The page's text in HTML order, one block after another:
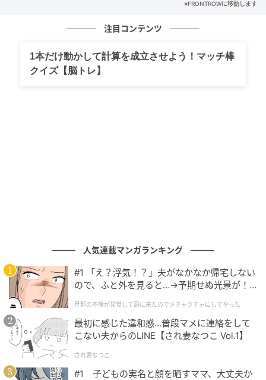
このサプライズには、もう一つの注目ポイントがあ
る。米Page Sixによると、テイラー・スウィフト
難しいかもしれない」と冗談交じりに語っていたとい
いるが、現時点で本人からのコメントは出ていない。
元記事で読む
次の記事
『インビンシブル』シーズン5配信前にシーズ
ン6制作決定 新キャストも発表
の記事をもっとみる
※FRONTROWに移動します
注目コンテンツ
1本だけ動かして計算を成立させよう！マッチ棒
クイズ【脳トレ】
人気連載マンガランキング
#1 「え？浮気！？」夫がなかなか帰宅しない
ので、ふと外を見ると…→予期せぬ光景が！
クチャにしてやった
旦那の不倫が発覚して頭に来たのでメチャクチャにしてやった
最初に感じた違和感…普段マメに連絡をして
こない夫からのLINE【され妻なつこ Vol.1】
され妻なつこ
#1 子どもの実名と顔を晒すママ、大丈夫か